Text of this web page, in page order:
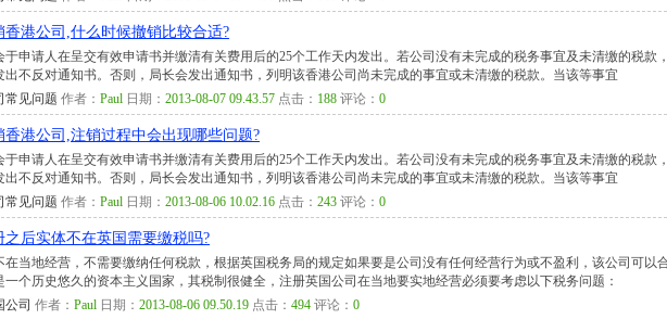
香港公司,什么时候撤销比较合适?
于申请人在呈交有效申请书并缴清有关费用后的25个工作天内发出。若公司没有未完成的税务事宜及未清缴的税款，
出不反对通知书。否则，局长会发出通知书，列明该香港公司尚未完成的事宜或未清缴的税款。当该等事宜
常见问题 作者： Paul 日期： 2013-08-07 09.43.57 点击： 188 评论： 0
香港公司,注销过程中会出现哪些问题?
于申请人在呈交有效申请书并缴清有关费用后的25个工作天内发出。若公司没有未完成的税务事宜及未清缴的税款，
出不反对通知书。否则，局长会发出通知书，列明该香港公司尚未完成的事宜或未清缴的税款。当该等事宜
常见问题 作者： Paul 日期： 2013-08-06 10.02.16 点击： 243 评论： 0
之后实体不在英国需要缴税吗?
在当地经营，不需要缴纳任何税款，根据英国税务局的规定如果要是公司没有任何经营行为或不盈利，该公司可以
一个历史悠久的资本主义国家，其税制很健全，注册英国公司在当地要实地经营必须要考虑以下税务问题：
公司 作者： Paul 日期： 2013-08-06 09.50.19 点击： 494 评论： 0